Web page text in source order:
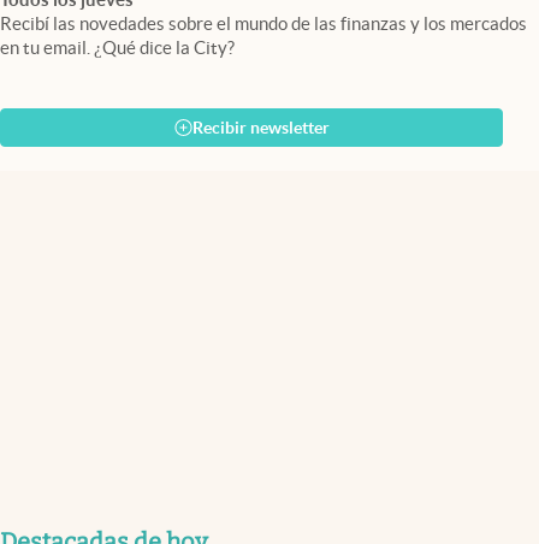
Recibí las novedades sobre el mundo de las finanzas y los mercados
en tu email. ¿Qué dice la City?
Recibir newsletter